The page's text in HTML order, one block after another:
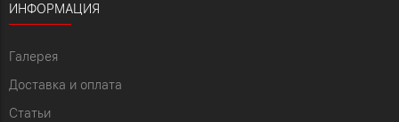
ИНФОРМАЦИЯ
Галерея
Доставка и оплата
Статьи